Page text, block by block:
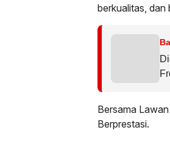
berkualitas, dan
Bersama
Berprestasi.